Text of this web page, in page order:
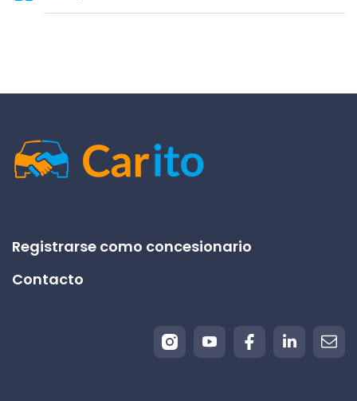
Registrarse como concesionario
Contacto